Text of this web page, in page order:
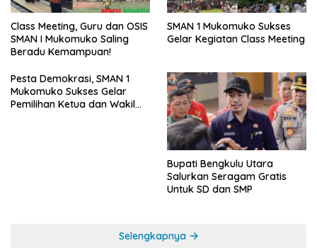
Class Meeting, Guru dan OSIS
SMAN I Mukomuko Saling
Beradu Kemampuan!
SMAN 1 Mukomuko Sukses
Gelar Kegiatan Class Meeting
Pesta Demokrasi, SMAN 1
Mukomuko Sukses Gelar
Pemilihan Ketua dan Wakil
Bupati Bengkulu Utara
Salurkan Seragam Gratis
Untuk SD dan SMP
Selengkapnya